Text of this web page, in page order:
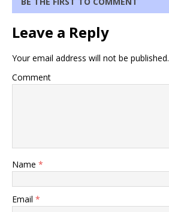
Leave a Reply
Your email address will not be published.
Comment
Name *
Email *